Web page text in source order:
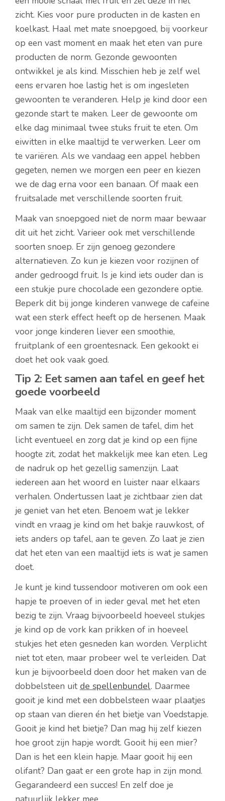
zicht. Kies voor pure producten in de kasten en
koelkast. Haal met mate snoepgoed, bij voorkeur
op een vast moment en maak het eten van pure
producten de norm. Gezonde gewoonten
ontwikkel je als kind. Misschien heb je zelf wel
eens ervaren hoe lastig het is om ingesleten
gewoonten te veranderen. Help je kind door een
gezonde start te maken. Leer de gewoonte om
elke dag minimaal twee stuks fruit te eten. Om
eiwitten in elke maaltijd te verwerken. Leer om
te variëren. Als we vandaag een appel hebben
gegeten, nemen we morgen een peer en kiezen
we de dag erna voor een banaan. Of maak een
fruitsalade met verschillende soorten fruit.
Maak van snoepgoed niet de norm maar bewaar
dit uit het zicht. Varieer ook met verschillende
soorten snoep. Er zijn genoeg gezondere
alternatieven. Zo kun je kiezen voor rozijnen of
ander gedroogd fruit. Is je kind iets ouder dan is
een stukje pure chocolade een gezondere optie.
Beperk dit bij jonge kinderen vanwege de cafeïne
wat een sterk effect heeft op de hersenen. Maak
voor jonge kinderen liever een smoothie,
fruitplank of een groentesnack. Een gekookt ei
doet het ook vaak goed.
Tip 2: Eet samen aan tafel en geef het
goede voorbeeld
Maak van elke maaltijd een bijzonder moment
om samen te zijn. Dek samen de tafel, dim het
licht eventueel en zorg dat je kind op een fijne
hoogte zit, zodat het makkelijk mee kan eten. Leg
de nadruk op het gezellig samenzijn. Laat
iedereen aan het woord en luister naar elkaars
verhalen. Ondertussen laat je zichtbaar zien dat
je geniet van het eten. Benoem wat je lekker
vindt en vraag je kind om het bakje rauwkost, of
iets anders op tafel, aan te geven. Zo laat je zien
dat het eten van een maaltijd iets is wat je samen
doet.
Je kunt je kind tussendoor motiveren om ook een
hapje te proeven of in ieder geval met het eten
bezig te zijn. Vraag bijvoorbeeld hoeveel stukjes
je kind op de vork kan prikken of in hoeveel
stukjes het eten gesneden kan worden. Verplicht
niet tot eten, maar probeer wel te verleiden. Dat
kun je bijvoorbeeld doen door het maken van de
dobbelsteen uit de spellenbundel. Daarmee
gooit je kind met een dobbelsteen waar plaatjes
op staan van dieren én het bietje van Voedstapje.
Gooit je kind het bietje? Dan mag hij zelf kiezen
hoe groot zijn hapje wordt. Gooit hij een mier?
Dan is het een klein hapje. Maar gooit hij een
olifant? Dan gaat er een grote hap in zijn mond.
Gegarandeerd een succes! En zelf doe je